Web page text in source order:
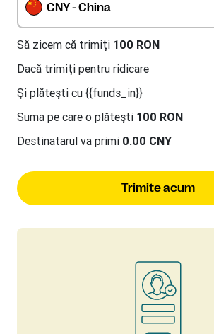
CNY - China
Să zicem că trimiţi 100 RON
Dacă trimiţi pentru ridicare
Şi plăteşti cu {{funds_in}}
Suma pe care o plăteşti 100 RON
Destinatarul va primi 0.00 CNY
Trimite acum